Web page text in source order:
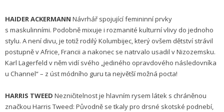
HAIDER ACKERMANN Návrhář spojující femininní prvky
s maskulinními. Podobně mixuje i rozmanité kulturní vlivy do jednoho
stylu. A není divu, je totiž rodilý Kolumbijec, který ovšem dětství strávil
postupně v Africe, Francii a nakonec se natrvalo usadil v Nizozemsku.
Karl Lagerfeld v něm vidí svého „jediného opravdového následovníka
u Channel“ – z úst módního guru ta největší možná pocta!
HARRIS TWEED Nezničitelnost je hlavním rysem látek s chráněnou
značkou Harris Tweed: Původně se tkaly pro drsné skotské podnebí,